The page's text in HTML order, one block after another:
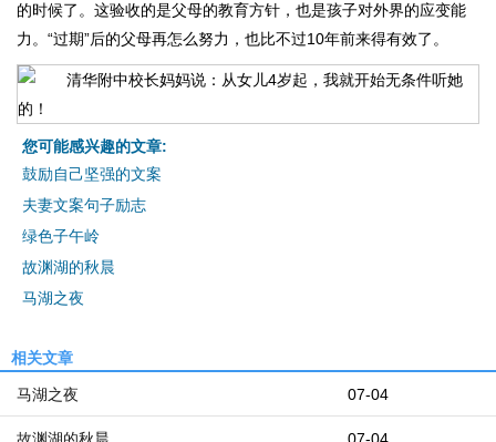
的时候了。这验收的是父母的教育方针，也是孩子对外界的应变能
力。“过期”后的父母再怎么努力，也比不过10年前来得有效了。
您可能感兴趣的文章:
鼓励自己坚强的文案
夫妻文案句子励志
绿色子午岭
故渊湖的秋晨
马湖之夜
相关文章
07-04
马湖之夜